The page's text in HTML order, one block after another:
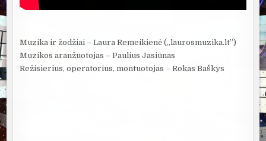
Muzika ir žodžiai – Laura Remeikienė („laurosmuzika.lt”)
Muzikos aranžuotojas – Paulius Jasiūnas
Režisierius, operatorius, montuotojas – Rokas Baškys